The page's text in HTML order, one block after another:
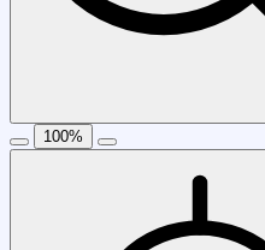
100%